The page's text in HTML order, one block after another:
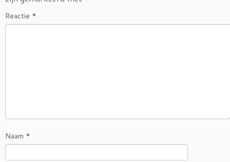
Reactie *
Naam *